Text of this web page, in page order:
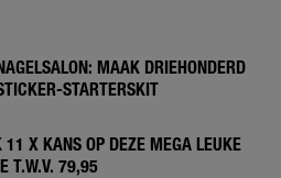
MAAK DRIEHONDERD
STARTERSKIT
11 X KANS OP DEZE MEGA LEUKE
T.W.V. 79,95